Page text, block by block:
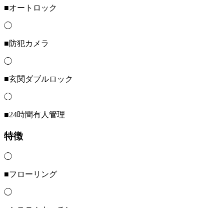
■オートロック
◯
■防犯カメラ
◯
■玄関ダブルロック
◯
■24時間有人管理
特徴
◯
■フローリング
◯